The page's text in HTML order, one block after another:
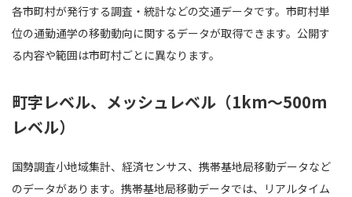
各市町村が発行する調査・統計などの交通データです。市町村単
位の通勤通学の移動動向に関するデータが取得できます。公開す
る内容や範囲は市町村ごとに異なります。
町字レベル、メッシュレベル（1km～500m
レベル）
国勢調査小地域集計、経済センサス、携帯基地局移動データなど
のデータがあります。携帯基地局移動データでは、リアルタイム